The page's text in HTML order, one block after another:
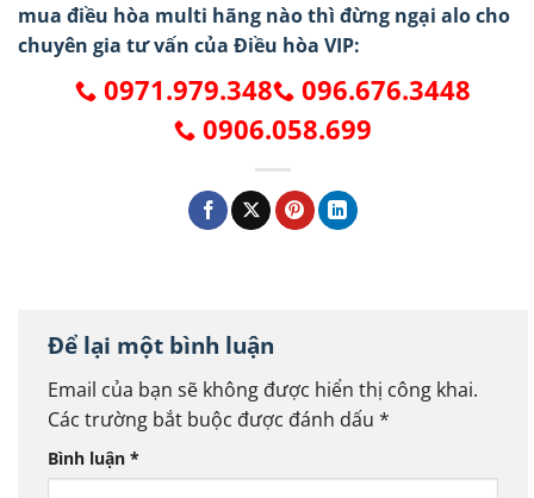
mua điều hòa multi hãng nào thì đừng ngại alo cho
chuyên gia tư vấn của Điều hòa VIP:
0971.979.348
096.676.3448
0906.058.699
Để lại một bình luận
Email của bạn sẽ không được hiển thị công khai.
Các trường bắt buộc được đánh dấu *
Bình luận *